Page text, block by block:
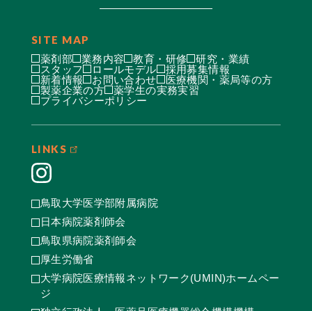
SITE MAP
薬剤部 業務内容 教育・研修
研究・業績
スタッフ
ロールモデル
採用募集情報
新着情報
お問い合わせ
医療機関・薬局等の方
製薬企業の方
薬学生の実務実習
プライバシーポリシー
LINKS
鳥取大学医学部附属病院
日本病院薬剤師会
鳥取県病院薬剤師会
厚生労働省
大学病院医療情報ネットワーク(UMIN)ホームペー
ジ